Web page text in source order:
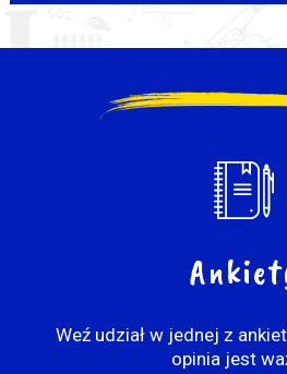
Weź udział w jednej z
opinia jest